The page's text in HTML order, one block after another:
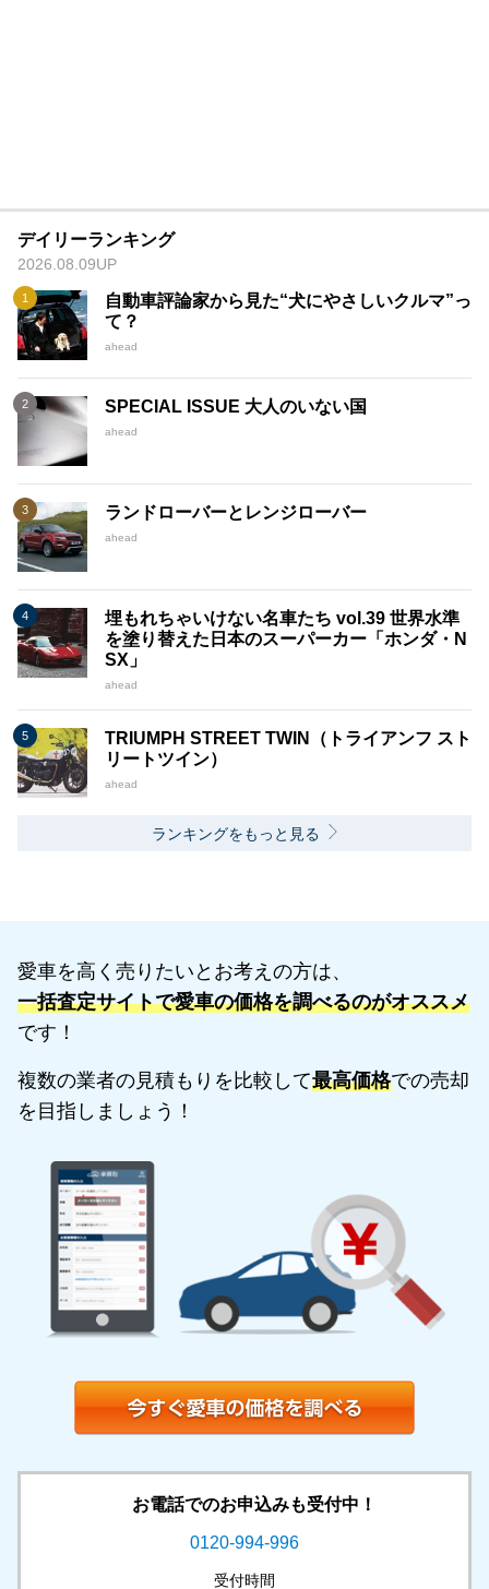
デイリーランキング
2026.08.09UP
自動車評論家から見た“犬にやさしいクルマ”っ
て？
ahead
SPECIAL ISSUE 大人のいない国
ahead
ランドローバーとレンジローバー
ahead
埋もれちゃいけない名車たち vol.39 世界水準
を塗り替えた日本のスーパーカー「ホンダ・N
SX」
ahead
TRIUMPH STREET TWIN（トライアンフ スト
リートツイン）
ahead
ランキングをもっと見る
愛車を高く売りたいとお考えの方は、
一括査定サイトで愛車の価格を調べるのがオススメ
です！
複数の業者の見積もりを比較して最高価格での売却
を目指しましょう！
お電話でのお申込みも受付中！
0120-994-996
受付時間